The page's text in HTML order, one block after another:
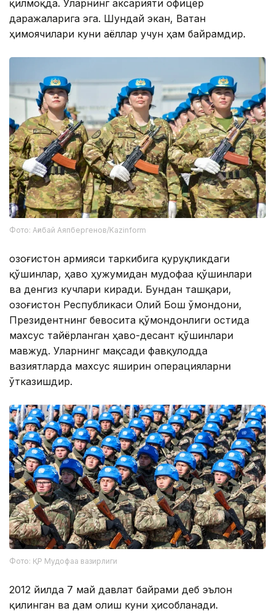
қилмоқда. Уларнинг аксарияти офицер
даражаларига эга. Шундай экан, Ватан
ҳимоячилари куни аёллар учун ҳам байрамдир.
Фото: Ағибай Аяпбергенов/Kazinform
Қозоғистон армияси таркибига қуруқликдаги
қўшинлар, ҳаво ҳужумидан мудофаа қўшинлари
ва денгиз кучлари киради. Бундан ташқари,
Қозоғистон Республикаси Олий Бош Қўмондони,
Президентнинг бевосита қўмондонлиги остида
махсус тайёрланган ҳаво-десант қўшинлари
мавжуд. Уларнинг мақсади фавқулодда
вазиятларда махсус яширин операцияларни
ўтказишдир.
Фото: ҚР Мудофаа вазирлиги
2012 йилда 7 май давлат байрами деб эълон
қилинган ва дам олиш куни ҳисобланади.